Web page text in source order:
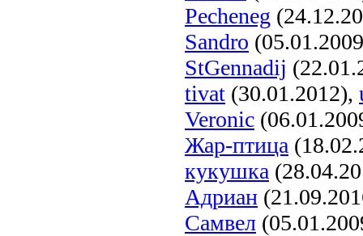
Pecheneg
Sandro
StGennadij
tivat (30.01.2012),
Veronic
Жар-птица
кукушка
Адриан
Самвел